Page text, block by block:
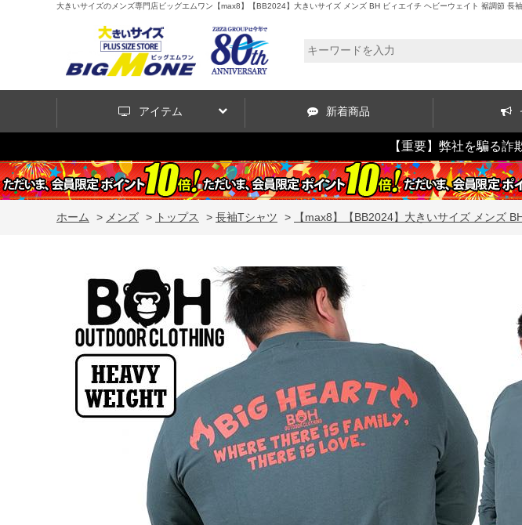
大きいサイズのメンズ専門店ビッグエムワン【max8】【BB2024】大きいサイズ メンズ BH ビィエイチ ヘビーウェイト 裾調節 長
アイテム 新着商品
【重要】弊社を騙る
ホーム > メンズ > トップス > 長袖Tシャツ > 【max8】【BB2024】大きいサイズ メンズ